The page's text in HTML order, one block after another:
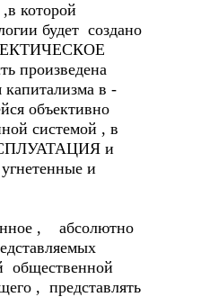
которой
будет создано
произведена
капитализма в -
объективно
системой , в
и
и
, абсолютно
общественной
, представлять